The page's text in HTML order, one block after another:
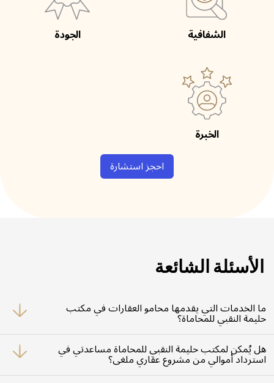
الشفافية الجودة
الخبرة
احجز استشارة
الأسئلة الشائعة
ما الخدمات التي يقدمها محامو العقارات في مكتب
حليمة النقبي للمحاماة؟
نُقدّم دعماً قانونياً شاملاً في معاملات البيع والشراء، النزاعات العقارية، قضايا
الإيجار، التحكيم العقاري، وحسابات الضمان العقاري، بالإضافة إلى صياغة ومراجعة
العقود.
هل يُمكن لمكتب حليمة النقبي للمحاماة مساعدتي في
استرداد أموالي من مشروع عقاري ملغى؟
نعم، نُمثّلك في تقديم الشكاوى، استرداد الأموال من حسابات الضمان، والمطالبة